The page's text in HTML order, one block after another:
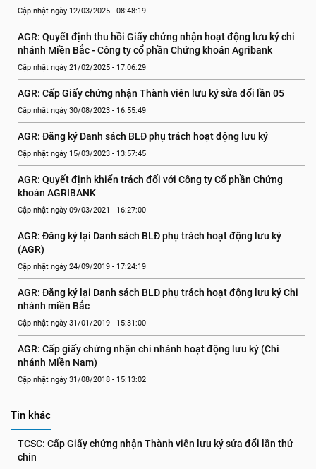
Cập nhật ngày 12/03/2025 - 08:48:19
AGR: Quyết định thu hồi Giấy chứng nhận hoạt động lưu ký chi
nhánh Miền Bắc - Công ty cổ phần Chứng khoán Agribank
Cập nhật ngày 21/02/2025 - 17:06:29
AGR: Cấp Giấy chứng nhận Thành viên lưu ký sửa đổi lần 05
Cập nhật ngày 30/08/2023 - 16:55:49
AGR: Đăng ký Danh sách BLĐ phụ trách hoạt động lưu ký
Cập nhật ngày 15/03/2023 - 13:57:45
AGR: Quyết định khiển trách đối với Công ty Cổ phần Chứng
khoán AGRIBANK
Cập nhật ngày 09/03/2021 - 16:27:00
AGR: Đăng ký lại Danh sách BLĐ phụ trách hoạt động lưu ký
(AGR)
Cập nhật ngày 24/09/2019 - 17:24:19
AGR: Đăng ký lại Danh sách BLĐ phụ trách hoạt động lưu ký Chi
nhánh miền Bắc
Cập nhật ngày 31/01/2019 - 15:31:00
AGR: Cấp giấy chứng nhận chi nhánh hoạt động lưu ký (Chi
nhánh Miền Nam)
Cập nhật ngày 31/08/2018 - 15:13:02
Tin khác
TCSC: Cấp Giấy chứng nhận Thành viên lưu ký sửa đổi lần thứ
chín